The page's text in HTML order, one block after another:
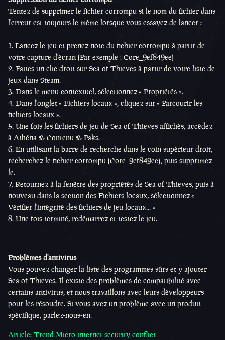
Tentez de supprimer le fichier corrompu si le nom du fichier dans
l'erreur est toujours le même lorsque vous essayez de lancer :
1. Lancez le jeu et prenez note du fichier corrompu à partir de
votre capture d'écran (Par exemple : Core_9ef849ee)
2. Faites un clic droit sur Sea of Thieves à partir de votre liste de
jeux dans Steam.
3. Dans le menu contextuel, sélectionnez « Propriétés ».
4. Dans l'onglet « Fichiers locaux », cliquez sur « Parcourir les
fichiers locaux ».
5. Une fois les fichiers de jeu de Sea of Thieves affichés, accédez
à Athéna > Contenu > Paks.
6. En utilisant la barre de recherche dans le coin supérieur droit,
recherchez le fichier corrompu (Core_9ef849ee), puis supprimez-
le.
7. Retournez à la fenêtre des propriétés de Sea of Thieves, puis à
nouveau dans la section des Fichiers locaux, sélectionnez «
Vérifier l'intégrité des fichiers de jeu locaux... »
8. Une fois terminé, redémarrez et testez le jeu.
Problèmes d'antivirus
Vous pouvez changer la liste des programmes sûrs et y ajouter
Sea of Thieves. Il existe des problèmes de compatibilité avec
certains antivirus, et nous travaillons avec leurs développeurs
pour les résoudre. Si vous avez un problème avec un produit
spécifique, parlez-nous-en.
Article: Trend Micro internet security conflict